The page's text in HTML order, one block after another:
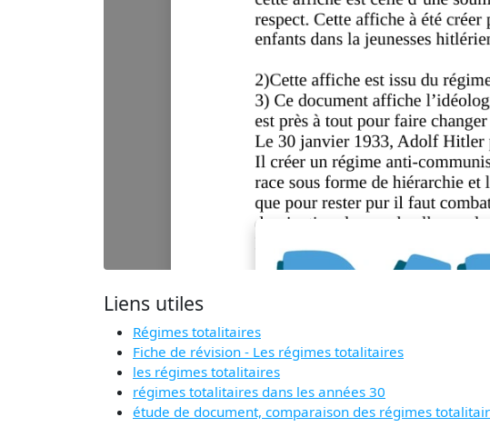
Liens utiles
Régimes totalitaires
Fiche de révision - Les régimes totalitaires
les régimes totalitaires
régimes totalitaires dans les années 30
étude de document, comparaison des régimes